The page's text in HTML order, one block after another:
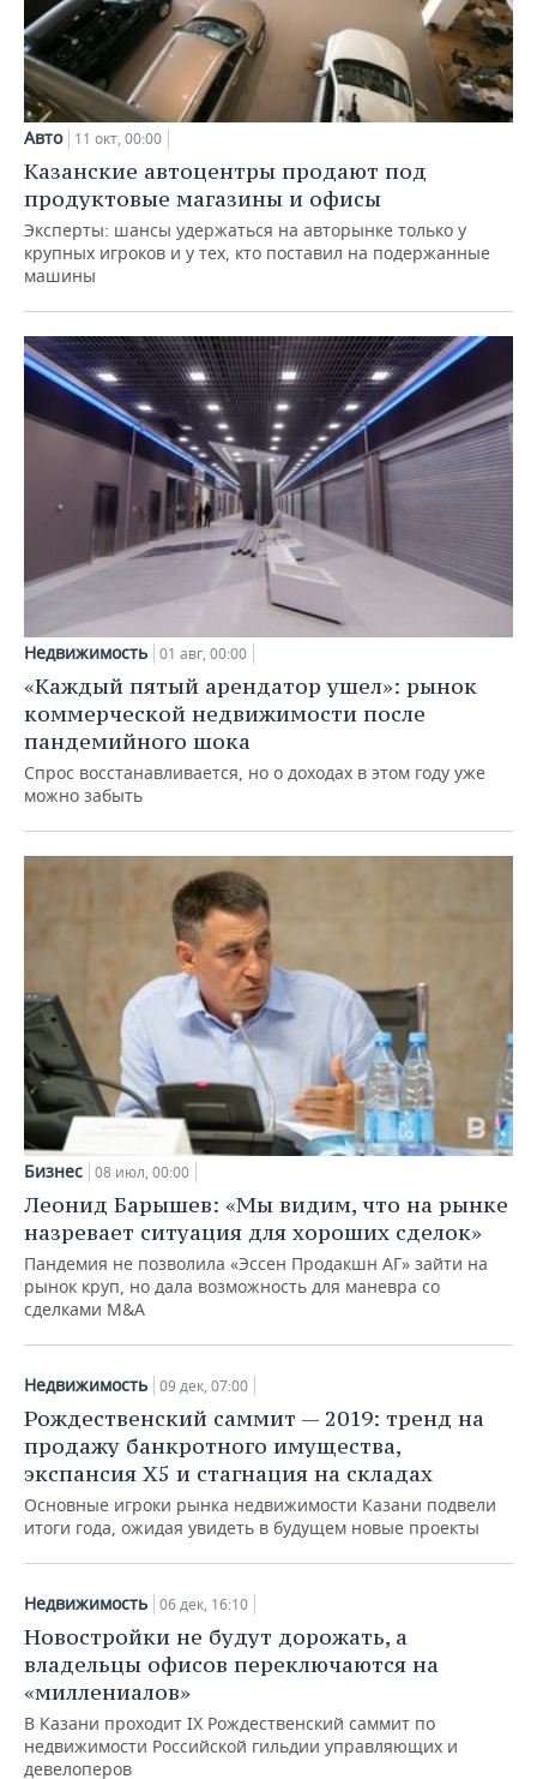
Авто 11 окт, 00:00
Казанские автоцентры продают под
продуктовые магазины и офисы
Эксперты: шансы удержаться на авторынке только у
крупных игроков и у тех, кто поставил на подержанные
машины
Недвижимость 01 авг, 00:00
«Каждый пятый арендатор ушел»: рынок
коммерческой недвижимости после
пандемийного шока
Спрос восстанавливается, но о доходах в этом году уже
можно забыть
Бизнес 08 июл, 00:00
Леонид Барышев: «Мы видим, что на рынке
назревает ситуация для хороших сделок»
Пандемия не позволила «Эссен Продакшн АГ» зайти на
рынок круп, но дала возможность для маневра со
сделками M&A
Недвижимость 09 дек, 07:00
Рождественский саммит — 2019: тренд на
продажу банкротного имущества,
экспансия X5 и стагнация на складах
Основные игроки рынка недвижимости Казани подвели
итоги года, ожидая увидеть в будущем новые проекты
Недвижимость 06 дек, 16:10
Новостройки не будут дорожать, а
владельцы офисов переключаются на
«миллениалов»
В Казани проходит IX Рождественский саммит по
недвижимости Российской гильдии управляющих и
девелоперов